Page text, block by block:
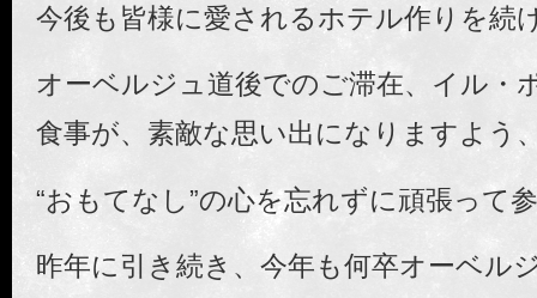
今後も皆様に愛されるホテル作りを続
オーベルジュ道後でのご滞在、イル・
食事が、素敵な思い出になりますよう
“おもてなし”の心を忘れずに頑張って
昨年に引き続き、今年も何卒オーベル